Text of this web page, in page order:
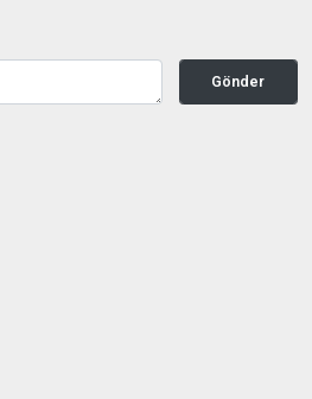
Gönder